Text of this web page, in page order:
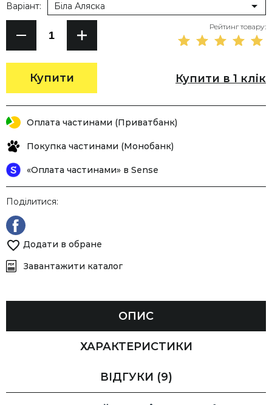
Купити
Варіант: Біла Аляска
Рейтинг товару:
Купити в 1 клік
Оплата частинами (Приватбанк)
Покупка частинами (Монобанк)
«Оплата частинами» в Sense
Поділитися:
Додати в обране
Завантажити каталог
ОПИС
ХАРАКТЕРИСТИКИ
ВІДГУКИ (9)